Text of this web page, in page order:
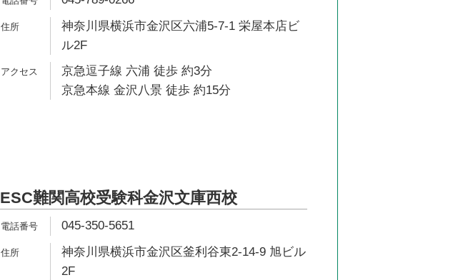
神奈川県横浜市金沢区六浦5-7-1 栄屋本店ビ
ル2F
京急逗子線 六浦 徒歩 約3分
京急本線 金沢八景 徒歩 約15分
ESC難関高校受験科金沢文庫西校
045-350-5651
神奈川県横浜市金沢区釜利谷東2-14-9 旭ビル
2F